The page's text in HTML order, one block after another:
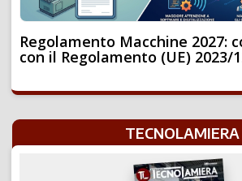
Regolamento Macchine 2027:
con il Regolamento (UE) 2023/
TECNOLAMIERA